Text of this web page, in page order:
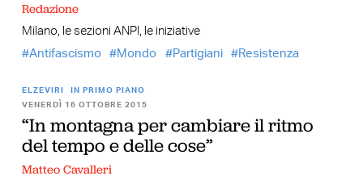
Redazione
Milano, le sezioni ANPI, le iniziative
Antifascismo
Mondo Partigiani Resistenza
ELZEVIRI
IN PRIMO PIANO
VENERDÌ 16 OTTOBRE 2015
“In montagna per cambiare il ritmo
del tempo e delle cose”
Matteo Cavalleri